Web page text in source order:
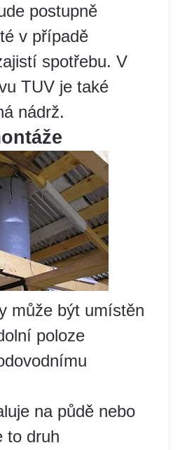
postupně
v případě
spotřebu. V
TUV je také
nádrž.
může být umístěn
poloze
na půdě nebo
to druh